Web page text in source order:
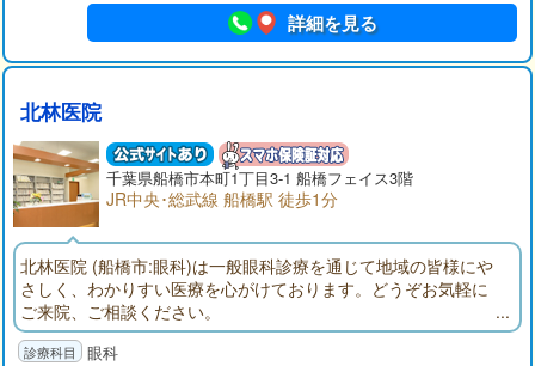
詳細を見る
北林医院
千葉県船橋市本町1丁目3-1 船橋フェイス3階
JR中央･総武線 船橋駅 徒歩1分
北林医院 (船橋市:眼科)は一般眼科診療を通じて地域の皆様にや
さしく、わかりすい医療を心がけております。どうぞお気軽に
ご来院、ご相談ください。
眼科